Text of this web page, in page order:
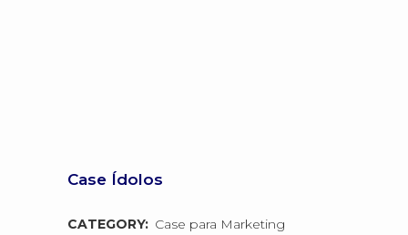
Case Ídolos
CATEGORY: Case para Marketing